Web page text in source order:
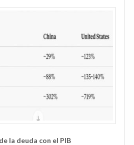
la deuda con el PIB